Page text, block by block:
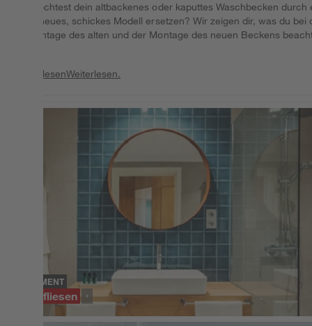
Du möchtest dein altbackenes oder kaputtes Waschbecken durch
nagelneues, schickes Modell ersetzen? Wir zeigen dir, was du bei
Demontage des alten und der Montage des neuen Beckens
WeiterlesenWeiterlesen.
SORTIMENT
Wandfliesen